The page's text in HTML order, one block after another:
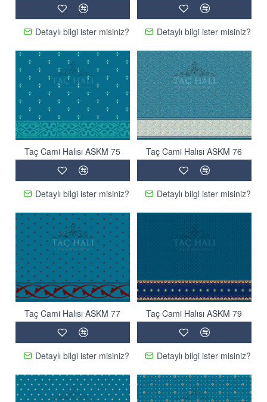
Detaylı bilgi ister misiniz? Detaylı bilgi ister misiniz?
Taç Cami Halısı ASKM 75
Detaylı bilgi ister misiniz?
Taç Cami Halısı ASKM 76
Detaylı bilgi ister misiniz?
Taç Cami Halısı ASKM 77
Detaylı bilgi ister misiniz?
Taç Cami Halısı ASKM 79
Detaylı bilgi ister misiniz?